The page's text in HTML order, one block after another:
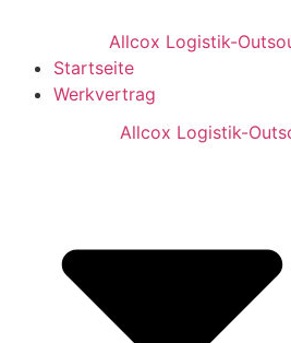
Startseite
Werkvertrag